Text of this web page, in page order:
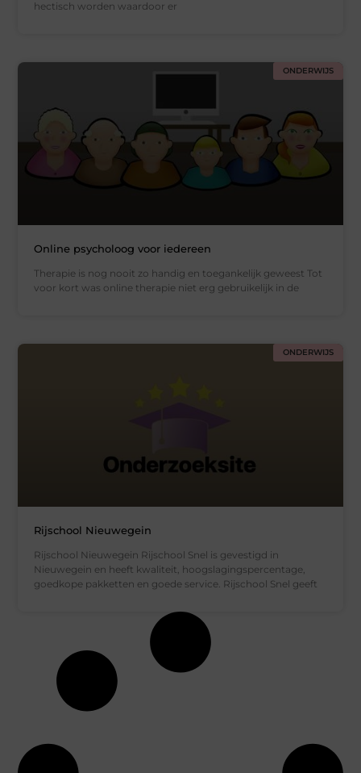
hectisch worden waardoor er
ONDERWIJS
Online psycholoog voor iedereen
Therapie is nog nooit zo handig en toegankelijk geweest Tot
voor kort was online therapie niet erg gebruikelijk in de
ONDERWIJS
Rijschool Nieuwegein
Rijschool Nieuwegein Rijschool Snel is gevestigd in
Nieuwegein en heeft kwaliteit, hoogslagingspercentage,
goedkope pakketten en goede service. Rijschool Snel geeft